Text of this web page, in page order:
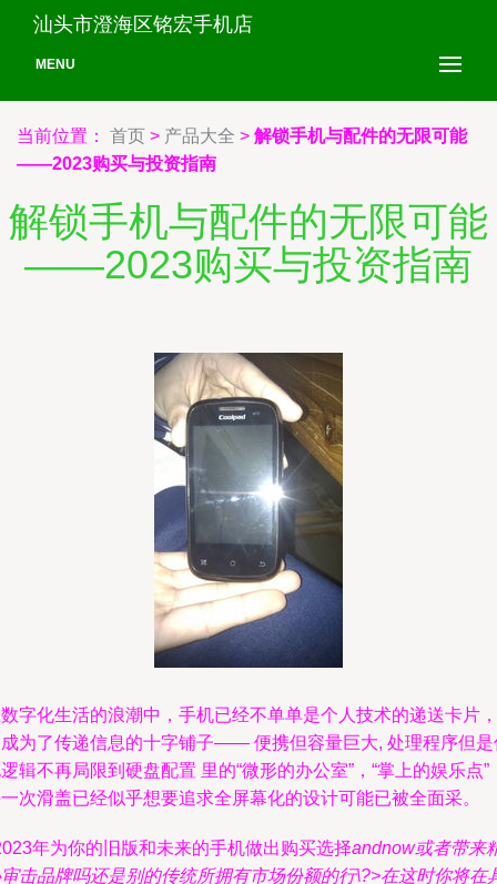
汕头市澄海区铭宏手机店
MENU
当前位置： 首页 > 产品大全 > 解锁手机与配件的无限可能
——2023购买与投资指南
解锁手机与配件的无限可能
——2023购买与投资指南
字化生活的浪潮中，手机已经不单单是个人技术的递送卡片，
为了传递信息的十字铺子—— 便携但容量巨大, 处理程序但是
辑不再局限到硬盘配置 里的“微形的办公室”，“掌上的娱乐点”
次滑盖已经似乎想要追求全屏幕化的设计可能已被全面采。
年为你的旧版和未来的手机做出购买选择andnow或者带来
击品牌吗还是别的传统所拥有市场份额的行\?>在这时你将在